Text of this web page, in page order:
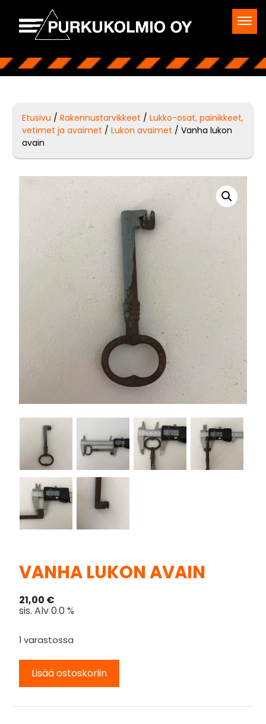
Etusivu /Rakennustarvikkeet /Lukko-osat, painikkeet,
vetimet ja avaimet /Lukon avaimet / Vanha lukon
avain
VANHA LUKON AVAIN
21,00 €
sis. Alv 0.0 %
1 varastossa
Lisää ostoskoriin